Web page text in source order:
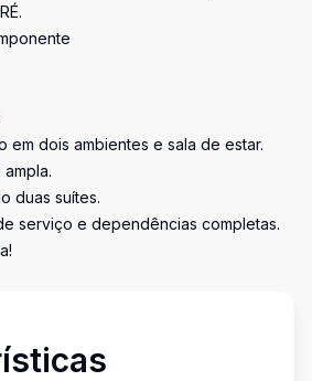
em dois ambientes e sala de estar.
duas suítes.
serviço e dependências completas.